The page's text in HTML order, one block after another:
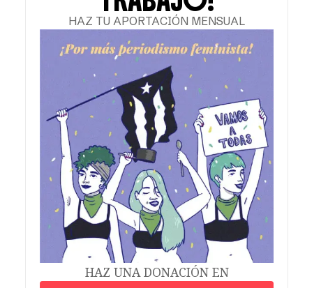
HAZ TU APORTACIÓN MENSUAL
HAZ UNA DONACIÓN EN